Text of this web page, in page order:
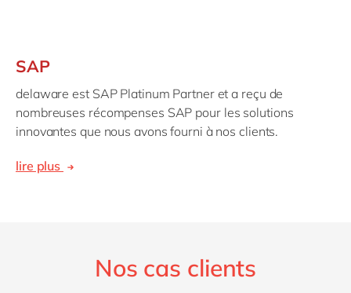
SAP
delaware est SAP Platinum Partner et a reçu de
nombreuses récompenses SAP pour les solutions
innovantes que nous avons fourni à nos clients.
lire plus
Nos cas clients